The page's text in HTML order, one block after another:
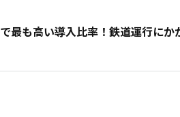
も高い導入比率！鉄道運行に